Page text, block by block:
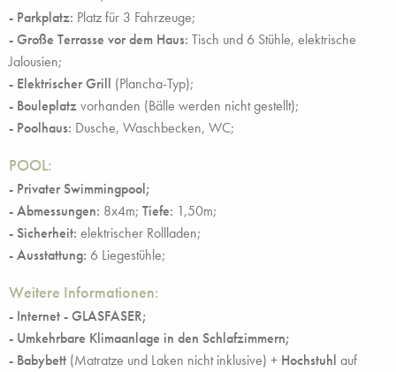
- Parkplatz: Platz für 3 Fahrzeuge;
- Große Terrasse vor dem Haus: Tisch und 6 Stühle, elektrische
Jalousien;
- Elektrischer Grill (Plancha-Typ);
- Bouleplatzvorhanden (Bälle werden nicht gestellt);
- Poolhaus: Dusche, Waschbecken, WC;
POOL:
- Privater Swimmingpool;
- Abmessungen: 8x4m; Tiefe: 1,50m;
- Sicherheit: elektrischer Rollladen;
- Ausstattung: 6 Liegestühle;
Weitere Informationen:
- Internet - GLASFASER;
- Umkehrbare Klimaanlage in den Schlafzimmern;
- Babybett (Matratze und Laken nicht inklusive) + Hochstuhl auf